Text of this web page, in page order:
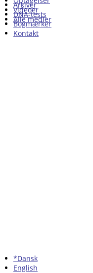
Videoer
Alle medier
Arkiver
DNA-tests
Bogmærker
Kontakt
*Dansk
English